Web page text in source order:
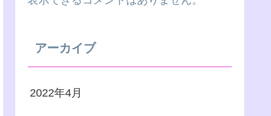
アーカイブ
2022年4月